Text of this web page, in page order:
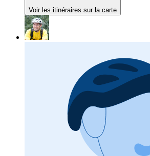
Voir les itinéraires sur la carte